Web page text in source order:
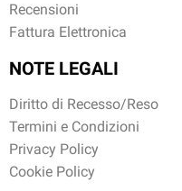
Recensioni
Fattura Elettronica
NOTE LEGALI
Diritto di Recesso/Reso
Termini e Condizioni
Privacy Policy
Cookie Policy